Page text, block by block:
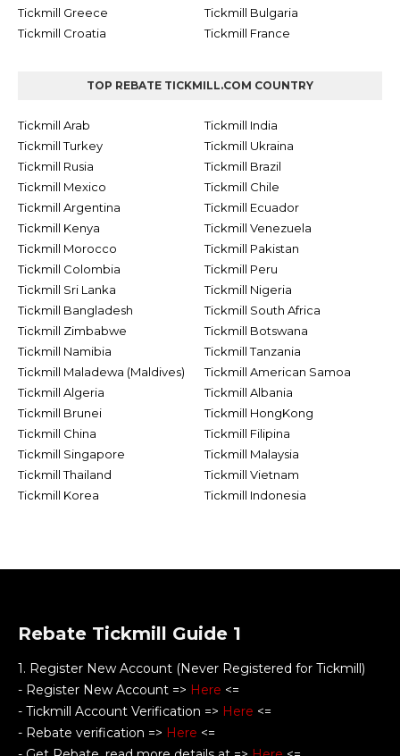
Tickmill Greece
Tickmill Bulgaria
Tickmill Croatia
Tickmill France
TOP REBATE TICKMILL.COM COUNTRY
Tickmill Arab
Tickmill India
Tickmill Turkey
Tickmill Ukraina
Tickmill Rusia
Tickmill Brazil
Tickmill Mexico
Tickmill Chile
Tickmill Argentina
Tickmill Ecuador
Tickmill Kenya
Tickmill Venezuela
Tickmill Morocco
Tickmill Pakistan
Tickmill Colombia
Tickmill Peru
Tickmill Sri Lanka
Tickmill Nigeria
Tickmill Bangladesh
Tickmill South Africa
Tickmill Zimbabwe
Tickmill Botswana
Tickmill Namibia
Tickmill Tanzania
Tickmill Maladewa (Maldives)
Tickmill American Samoa
Tickmill Algeria
Tickmill Albania
Tickmill Brunei
Tickmill HongKong
Tickmill China
Tickmill Filipina
Tickmill Singapore
Tickmill Malaysia
Tickmill Thailand
Tickmill Vietnam
Tickmill Korea
Tickmill Indonesia
Rebate Tickmill Guide 1
1. Register New Account (Never Registered for Tickmill)
- Register New Account => Here <=
- Tickmill Account Verification => Here <=
- Rebate verification => Here <=